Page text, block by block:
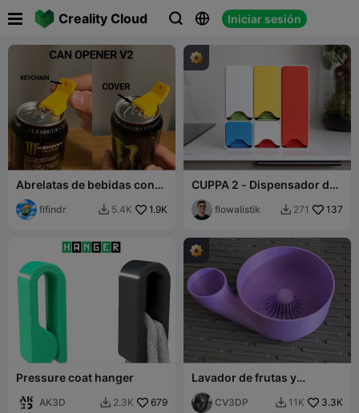
Creality Cloud   Iniciar sesión
 
Abrelatas de bebidas con
tapa
fifindr  5.4K 1.9K
CUPPA 2 - Dispensador de
bolsas de té
flowalistik  271 137
Pressure coat hanger
AK3D  2.3K 679
Lavador de frutas y
verduras mejorado V3
CV3DP  11K 3.3K